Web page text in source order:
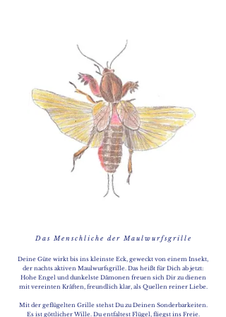
D a s M e n s c h l i c h e d e r M a u l w u r f s g r i l l e
Deine Güte wirkt bis ins kleinste Eck, geweckt von einem Insekt,
der nachts aktiven Maulwurfsgrille. Das heißt für Dich ab jetzt:
Hohe Engel und dunkelste Dämonen freuen sich Dir zu dienen
mit vereinten Kräften, freundlich klar, als Quellen reiner Liebe.
Mit der geflügelten Grille stehst Du zu Deinen Sonderbarkeiten.
Es ist göttlicher Wille. Du entfaltest Flügel, fliegst ins Freie.